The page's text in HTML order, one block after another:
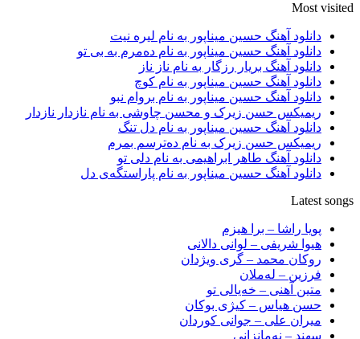
Most visited
دانلود آهنگ حسین میناپور به نام لیره نیت
دانلود آهنگ حسین میناپور به نام دەمرم بە بی تو
دانلود آهنگ بریار رزگار به نام ناز ناز
دانلود آهنگ حسین میناپور به نام کوچ
دانلود آهنگ حسین میناپور به نام بروام نبو
ریمیکس حسن زیرک و محسن چاوشی به نام نازدار نازدار
دانلود آهنگ حسین میناپور به نام دل تنگ
ریمیکس حسن زیرک به نام دەترسم بمرم
دانلود آهنگ طاهر ابراهیمی به نام دلی تو
دانلود آهنگ حسین میناپور به نام پاراستگەی دل
Latest songs
پویا راشا – برا هیزم
هیوا شریفی – لوانی دالانی
روکان محمد – گری ویژدان
فرزین – لەملان
متین آهنی – خەیالی تو
حسن هیاس – کیژی بوکان
میران علی – جوانی کوردان
سهند – نەمانزانی